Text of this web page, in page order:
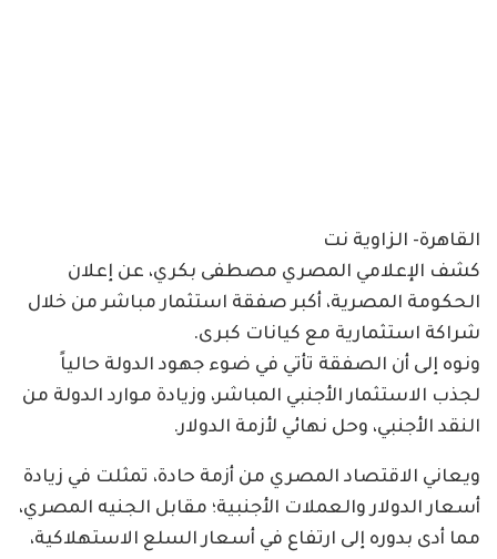
القاهرة- الزاوية نت
كشف الإعلامي المصري مصطفى بكري، عن إعلان
الحكومة المصرية، أكبر صفقة استثمار مباشر من خلال
شراكة استثمارية مع كيانات كبرى.
ونوه إلى أن الصفقة تأتي في ضوء جهود الدولة حالياً
لجذب الاستثمار الأجنبي المباشر، وزيادة موارد الدولة من
النقد الأجنبي، وحل نهائي لأزمة الدولار.
ويعاني الاقتصاد المصري من أزمة حادة، تمثلت في زيادة
أسعار الدولار والعملات الأجنبية؛ مقابل الجنيه المصري،
مما أدى بدوره إلى ارتفاع في أسعار السلع الاستهلاكية،